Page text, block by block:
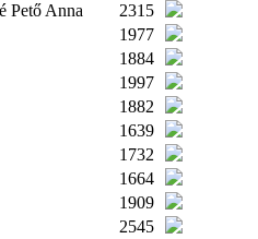
Pető Anna
2315
1977
1884
1997
1882
1639
1732
1664
1909
2545